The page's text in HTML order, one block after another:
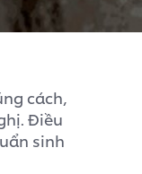
cách,
Điều
sinh